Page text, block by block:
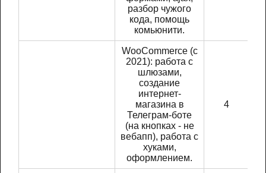
разбор чужого
кода, помощь
комьюнити.
WooCommerce (с
2021): работа с
шлюзами,
создание
интернет-
магазина в
Телеграм-боте
(на кнопках - не
вебапп), работа с
хуками,
оформлением.
4